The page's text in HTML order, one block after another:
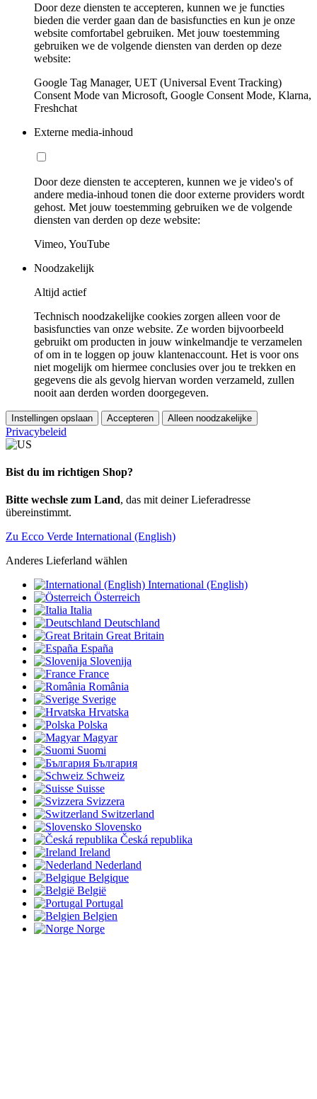
Door deze diensten te accepteren, kunnen we je functies
bieden die verder gaan dan de basisfuncties en kun je onze
website comfortabel gebruiken. Met jouw toestemming
gebruiken we de volgende diensten van derden op deze
website:
Google Tag Manager, UET (Universal Event Tracking)
Consent Mode van Microsoft, Google Consent Mode, Klarna,
Freshchat
Externe media-inhoud
Door deze diensten te accepteren, kunnen we je video's of
andere media-inhoud tonen die door externe providers wordt
gehost. Met jouw toestemming gebruiken we de volgende
diensten van derden op deze website:
Vimeo, YouTube
Noodzakelijk
Altijd actief
Technisch noodzakelijke cookies zorgen alleen voor de
basisfuncties van onze website. Ze worden bijvoorbeeld
gebruikt om producten in jouw winkelmandje te verzamelen
of om in te loggen op jouw klantenaccount. Het is voor ons
niet mogelijk om hiermee conclusies over jou te trekken en
gegevens die als gevolg hiervan worden verzameld, zullen
nooit aan derden worden doorgegeven.
Instellingen opslaan Accepteren Alleen noodzakelijke
Privacybeleid
Bist du im richtigen Shop?
Bitte wechsle zum Land, das mit deiner Lieferadresse
übereinstimmt.
Zu Ecco Verde International (English)
Anderes Lieferland wählen
International (English)
Österreich
Italia
Deutschland
Great Britain
España
Slovenija
France
România
Sverige
Hrvatska
Polska
Magyar
Suomi
България
Schweiz
Suisse
Svizzera
Switzerland
Slovensko
Česká republika
Ireland
Nederland
Belgique
België
Portugal
Belgien
Norge